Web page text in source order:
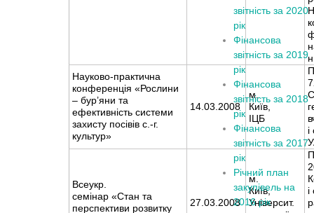
Науково-практична
конференція «Рослини
– бур’яни та
ефективність системи
захисту посівів с.-г.
культур»
14.03.2008
м.
Київ,
ІЦБ
Всеукр.
семінар «Стан та
перспективи розвитку
27.03.2008
м.
Київ,
Університ.
звітність за 2020
рік
Фінансова
звітність за 2019
рік
Фінансова
звітність за 2018
рік
Фінансова
звітність за 2017
рік
Річний план
закупівель на
2016 рік